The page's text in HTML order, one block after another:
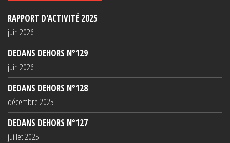
RAPPORT D'ACTIVITÉ 2025
juin 2026
DEDANS DEHORS N°129
juin 2026
DEDANS DEHORS N°128
décembre 2025
DEDANS DEHORS N°127
juillet 2025